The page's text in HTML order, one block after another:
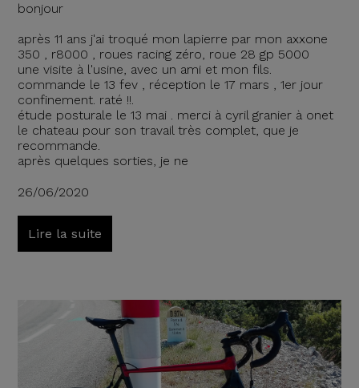
bonjour
après 11 ans j'ai troqué mon lapierre par mon axxone
350 , r8000 , roues racing zéro, roue 28 gp 5000
une visite à l'usine, avec un ami et mon fils.
commande le 13 fev , réception le 17 mars , 1er jour
confinement. raté !!.
étude posturale le 13 mai . merci à cyril granier à onet
le chateau pour son travail très complet, que je
recommande.
après quelques sorties, je ne
26/06/2020
Lire la suite